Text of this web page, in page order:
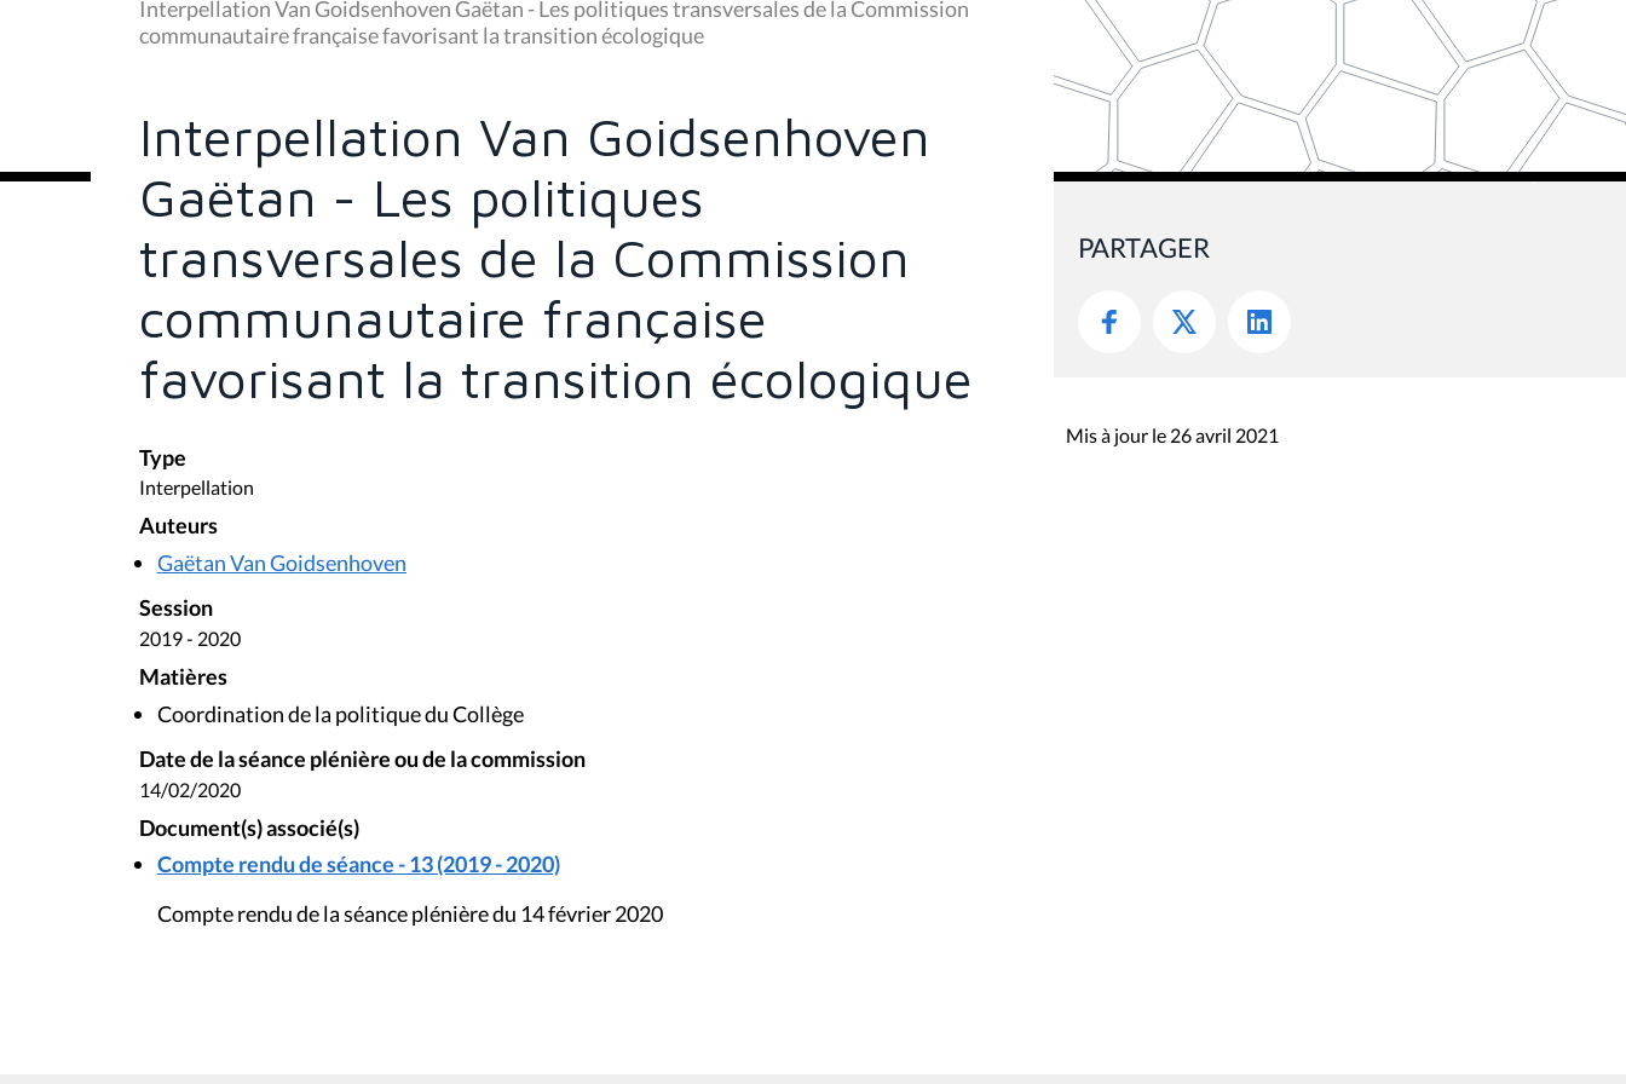
u
s
ê
:
Interpellation Van Goidsenhoven Gaëtan - Les politiques transversales de la Commission
communautaire française favorisant la transition écologique
Interpellation Van Goidsenhoven
Gaëtan - Les politiques
transversales de la Commission
communautaire française
favorisant la transition écologique
Type
Interpellation
Auteurs
Gaëtan Van Goidsenhoven
Session
2019 - 2020
Matières
Coordination de la politique du Collège
Date de la séance plénière ou de la commission
14/02/2020
Document(s) associé(s)
Compte rendu de séance - 13 (2019 - 2020)
Compte rendu de la séance plénière du 14 février 2020
PARTAGER
Mis à jour le 26 avril 2021